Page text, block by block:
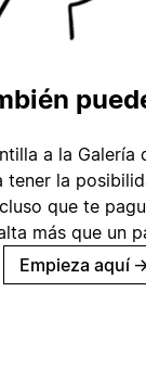
a la Galería
tener la
que te
más que un
Empieza aquí